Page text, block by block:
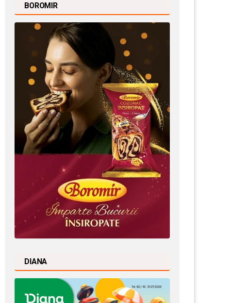
BOROMIR
DIANA